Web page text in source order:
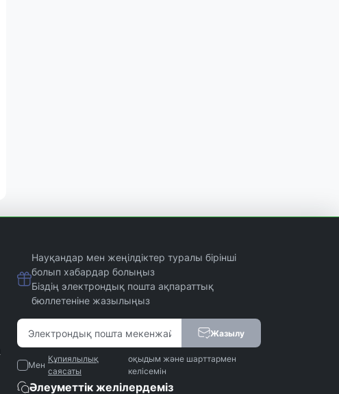
Әлеуметтік желілердеміз
Науқандар мен жеңілдіктер туралы бірінші
болып хабардар болыңыз
Біздің электрондық пошта ақпараттық
бюллетеніне жазылыңыз
Жазылу
Мен
Құпиялылық
саясаты
оқыдым және шарттармен
келісемін